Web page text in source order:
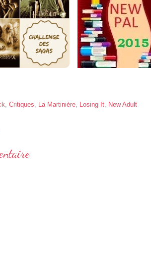
Critiques La Martinière Losing It New Adult